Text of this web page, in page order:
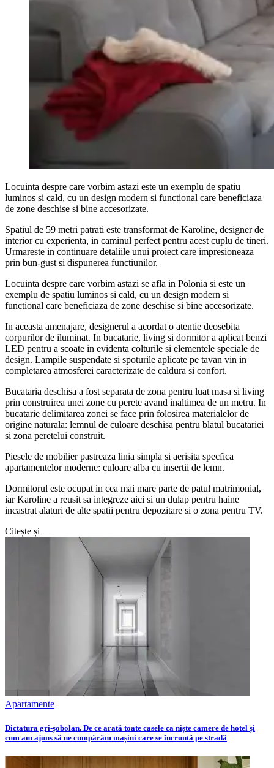
Locuinta despre care vorbim astazi este un exemplu de spatiu
luminos si cald, cu un design modern si functional care beneficiaza
de zone deschise si bine accesorizate.
Spatiul de 59 metri patrati este transformat de Karoline, designer de
interior cu experienta, in caminul perfect pentru acest cuplu de tineri.
Urmareste in continuare detaliile unui proiect care impresioneaza
prin bun-gust si dispunerea functiunilor.
Locuinta despre care vorbim astazi se afla in Polonia si este un
exemplu de spatiu luminos si cald, cu un design modern si
functional care beneficiaza de zone deschise si bine accesorizate.
In aceasta amenajare, designerul a acordat o atentie deosebita
corpurilor de iluminat. In bucatarie, living si dormitor a aplicat benzi
LED pentru a scoate in evidenta colturile si elementele speciale de
design. Lampile suspendate si spoturile aplicate pe tavan vin in
completarea atmosferei caracterizate de caldura si confort.
Bucataria deschisa a fost separata de zona pentru luat masa si living
prin construirea unei zone cu perete avand inaltimea de un metru. In
bucatarie delimitarea zonei se face prin folosirea materialelor de
origine naturala: lemnul de culoare deschisa pentru blatul bucatariei
si zona peretelui construit.
Piesele de mobilier pastreaza linia simpla si aerisita specfica
apartamentelor moderne: culoare alba cu insertii de lemn.
Dormitorul este ocupat in cea mai mare parte de patul matrimonial,
iar Karoline a reusit sa integreze aici si un dulap pentru haine
incastrat alaturi de alte spatii pentru depozitare si o zona pentru TV.
Citește și
Apartamente
Dictatura gri-șobolan. De ce arată toate casele ca niște camere de hotel și
cum am ajuns să ne cumpărăm mașini care se încruntă pe stradă